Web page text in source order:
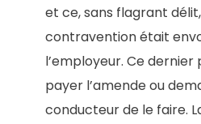
et ce, sans flagrant délit,
contravention était
l’employeur. Ce dernier
payer l’amende ou
conducteur de le faire.